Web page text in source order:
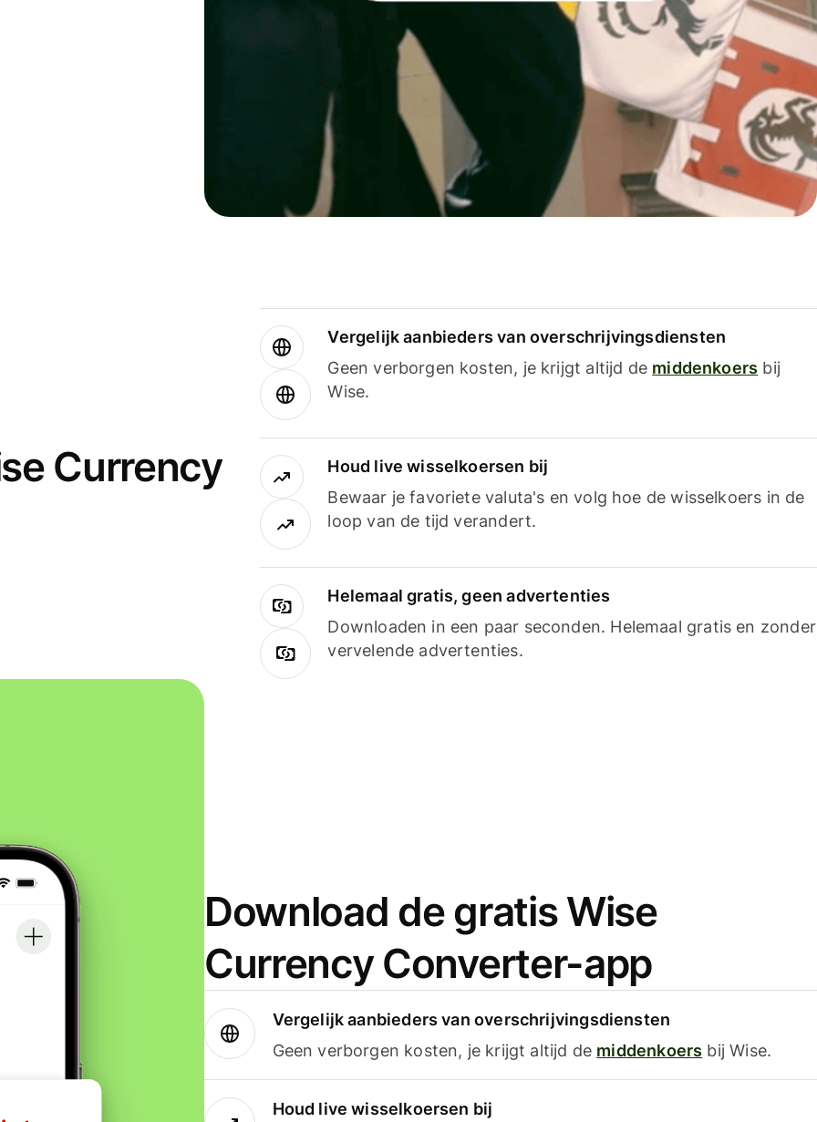
Currency
Vergelijk aanbieders van overschrijvingsdiensten
Geen verborgen kosten, je krijgt altijd de middenkoers bij
Wise.
Houd live wisselkoersen bij
Bewaar je favoriete valuta's en volg hoe de wisselkoers in de
loop van de tijd verandert.
Helemaal gratis, geen advertenties
Downloaden in een paar seconden. Helemaal gratis en zonder
vervelende advertenties.
Download de gratis Wise
Currency Converter-app
Vergelijk aanbieders van overschrijvingsdiensten
Geen verborgen kosten, je krijgt altijd de middenkoers bij Wise.
Houd live wisselkoersen bij